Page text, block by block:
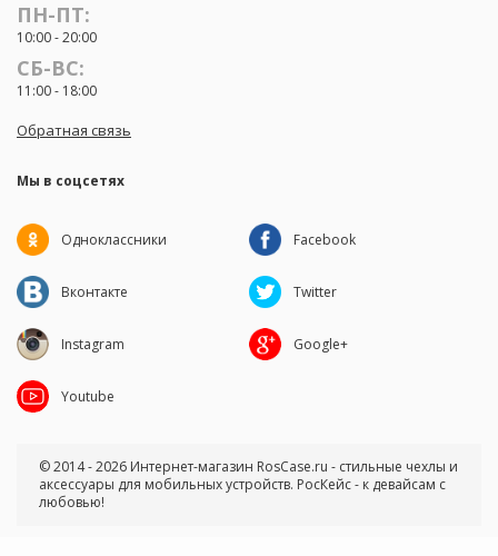
ПН-ПТ:
10:00 - 20:00
СБ-ВС:
11:00 - 18:00
Обратная связь
Мы в соцсетях
Одноклассники Facebook
Вконтакте Twitter
Instagram Google+
Youtube
© 2014 - 2026 Интернет-магазин RosCase.ru - стильные чехлы и
аксессуары для мобильных устройств. РосКейс - к девайсам с
любовью!